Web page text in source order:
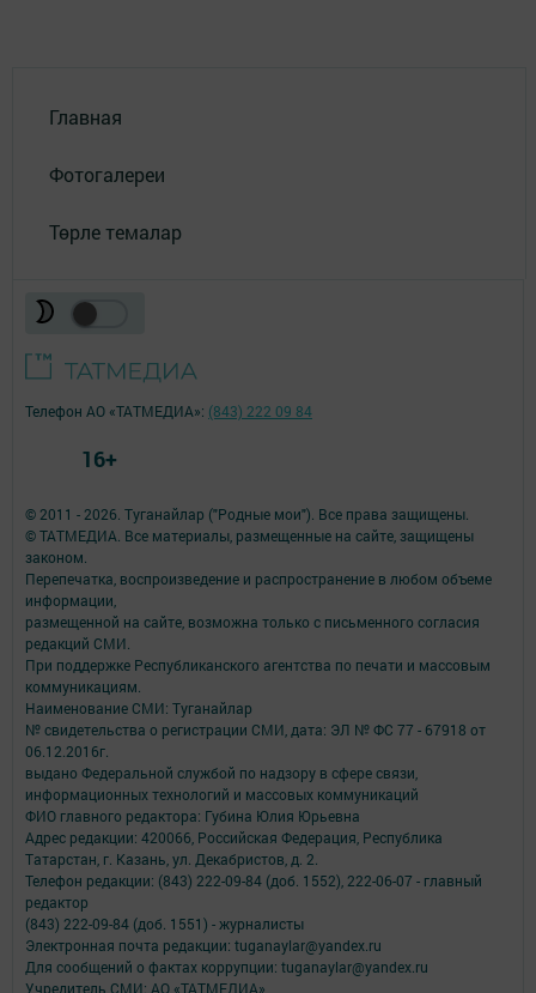
Главная
Фотогалереи
Төрле темалар
© 2011 - 2026. Туганайлар ("Родные мои"). Все права защищены.
© ТАТМЕДИА. Все материалы, размещенные на сайте, защищены
законом.
Перепечатка, воспроизведение и распространение в любом объеме
информации,
размещенной на сайте, возможна только с письменного согласия
редакций СМИ.
При поддержке Республиканского агентства по печати и массовым
коммуникациям.
Наименование СМИ: Туганайлар
№ свидетельства о регистрации СМИ, дата: ЭЛ № ФС 77 - 67918 от
06.12.2016г.
выдано Федеральной службой по надзору в сфере связи,
информационных технологий и массовых коммуникаций
ФИО главного редактора: Губина Юлия Юрьевна
Адрес редакции: 420066, Российская Федерация, Республика
Татарстан, г. Казань, ул. Декабристов, д. 2.
Телефон редакции: (843) 222-09-84 (доб. 1552), 222-06-07 - главный
редактор
(843) 222-09-84 (доб. 1551) - журналисты
Электронная почта редакции: tuganaylar@yandex.ru
Для сообщений о фактах коррупции: tuganaylar@yandex.ru
Учредитель СМИ: АО «ТАТМЕДИА»
Телефон АО «ТАТМЕДИА»: (843) 222 09 84
16+